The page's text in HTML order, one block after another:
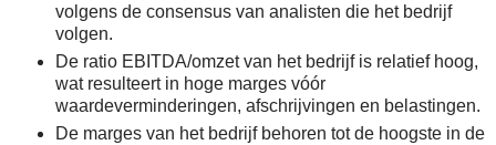
volgens de consensus van analisten die het bedrijf
volgen.
De ratio EBITDA/omzet van het bedrijf is relatief hoog,
wat resulteert in hoge marges vóór
waardeverminderingen, afschrijvingen en belastingen.
De marges van het bedrijf behoren tot de hoogste in de